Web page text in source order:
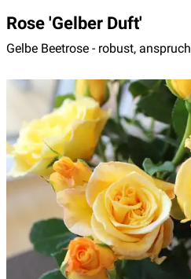
Rose 'Gelber Duft'
Gelbe Beetrose - robust,